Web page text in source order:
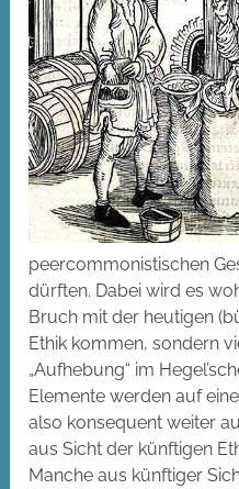
peercommonistischen
dürften. Dabei wird es
Bruch mit der heutigen
Ethik kommen, sondern
„Aufhebung“ im
Elemente werden auf
also konsequent weiter
aus Sicht der künftigen
Manche aus künftiger